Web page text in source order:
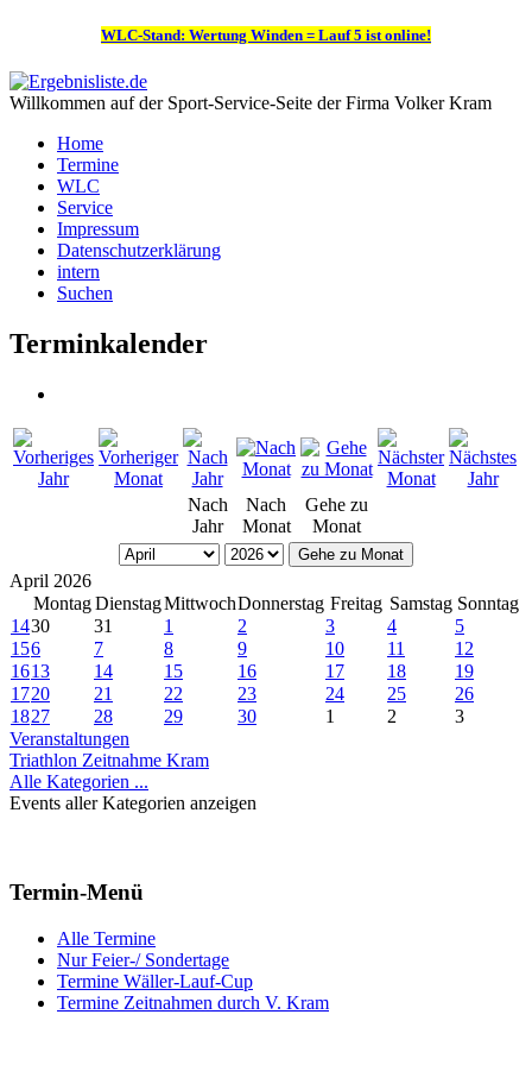
WLC-Stand: Wertung Winden = Lauf 5 ist online!
Willkommen auf der Sport-Service-Seite der Firma Volker Kram
Home
Termine
WLC
Service
Impressum
Datenschutzerklärung
intern
Suchen
Terminkalender
Nach
Jahr
Nach
Monat
Gehe zu
Monat
Gehe zu Monat
April 2026
Montag DienstagMittwochDonnerstag Freitag Samstag Sonntag
1430 31 1 2 3 4
5
156 7 8 9 10 11
12
1613 14 15 16 17 18
19
1720 21 22 23 24 25
26
1827 28 29 30 1 2
3
Veranstaltungen
Triathlon Zeitnahme Kram
Alle Kategorien ...
Events aller Kategorien anzeigen
Termin-Menü
Alle Termine
Nur Feier-/ Sondertage
Termine Wäller-Lauf-Cup
Termine Zeitnahmen durch V. Kram